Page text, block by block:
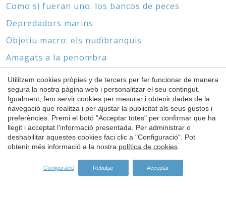
Como si fueran uno: los bancos de peces
Depredadors marins
Objetiu macro: els nudibranquis
Amagats a la penombra
Biòtops marins i derelictes
Sense cap ni peus
ESPÒNSORS
Utilitzem cookies pròpies y de tercers per fer funcionar de manera
segura la nostra pàgina web i personalitzar el seu contingut.
Igualment, fem servir cookies per mesurar i obtenir dades de la
navegació que realitza i per ajustar la publicitat als seus gustos i
preferències. Premi el botó "Acceptar totes" per confirmar que ha
llegit i acceptat l'informació presentada. Per administrar o
deshabilitar aquestes cookies faci clic a "Configuració". Pot
obtenir més informació a la nostra política de cookies.
Configuració Rebutjar Acceptar
Guardar configuració Acceptar totes